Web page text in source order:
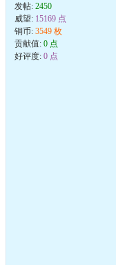
发帖: 2450
威望: 15169 点
铜币: 3549 枚
贡献值: 0 点
好评度: 0 点